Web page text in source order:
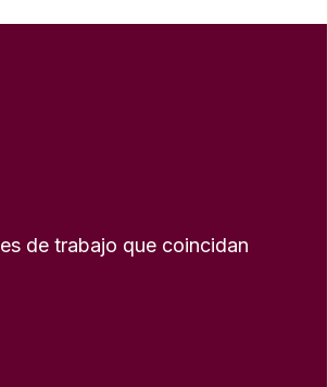
de trabajo que coincidan